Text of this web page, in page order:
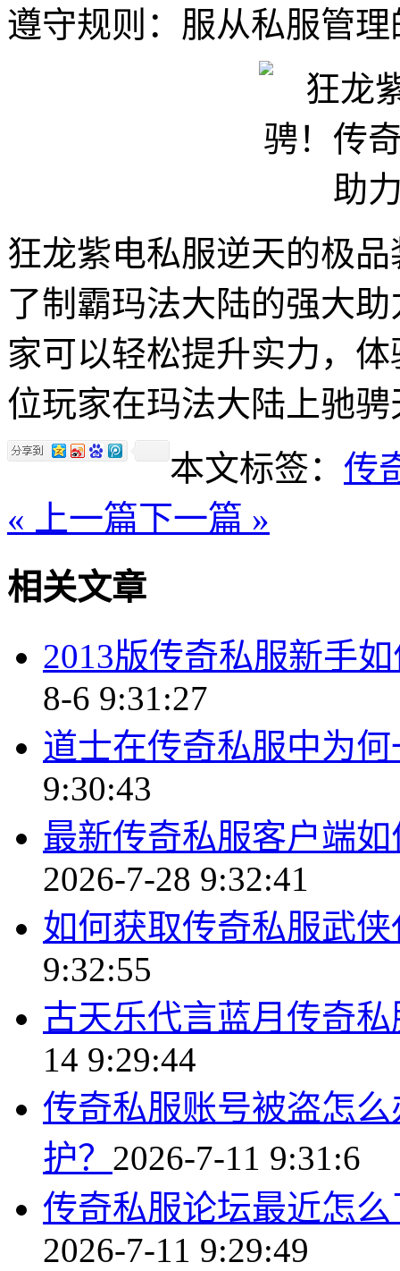
遵守规则：服从私服管
狂龙紫电私服逆天的极
了制霸玛法大陆的强大
家可以轻松提升实力，
位玩家在玛法大陆上驰
本文标签： 传
« 上一篇下一篇 »
相关文章
2013版传奇私服新手
8-6 9:31:27
道士在传奇私服中为
9:30:43
最新传奇私服客户端
2026-7-28 9:32:41
如何获取传奇私服武
9:32:55
古天乐代言蓝月传奇
14 9:29:44
传奇私服账号被盗怎
护？ 2026-7-11 9:31:6
传奇私服论坛最近怎
2026-7-11 9:29:49